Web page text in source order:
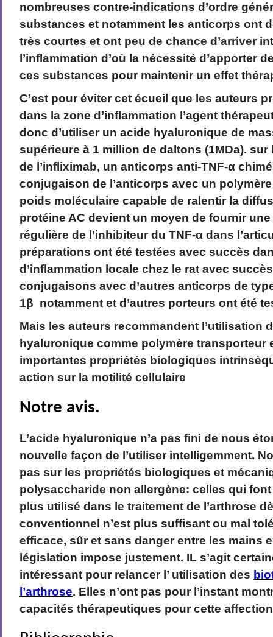
nombreuses contre-indications d’ordre
substances et notamment les anticorps ont
très courtes et ont peu de chance d’arriver
l’inflammation d’où la nécessité d’apporter
ces substances pour maintenir un effet
C’est pour éviter cet écueil que les auteurs
dans la zone d’inflammation l’agent
donc d’utiliser un acide hyaluronique de
supérieure à 1 million de daltons (1MDa).
de l’infliximab, un anticorps anti-TNF-α
conjugaison de l’anticorps avec un
poids moléculaire capable de ralentir la
protéine AC devient un moyen de fournir
régulière de l’inhibiteur du TNF-α dans
préparations ont été testées avec succès
d’inflammation locale chez le rat avec
conjugaisons avec d’autres anticorps de
1β notamment et d’autres porteurs ont été
Mais les auteurs recommandent l’utilisation
hyaluronique comme polymère transporteur
importantes propriétés biologiques
action sur la motilité cellulaire
Notre avis.
L’acide hyaluronique n’a pas fini de nous
nouvelle façon de l’utiliser intelligemment.
pas sur les propriétés biologiques et
polysaccharide non allergène: celles qui font
plus utilisé dans le traitement de l’arthrose
conventionnel n’est plus suffisant ou mal
efficace, sûr et sans danger entre les mains
législation impose justement. IL s’agit
intéressant pour relancer l’ utilisation des
l’arthrose. Elles n’ont pas pour l’instant
capacités thérapeutiques pour cette